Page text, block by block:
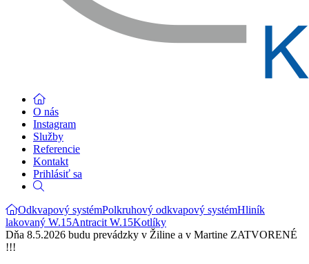
O nás
Instagram
Služby
Referencie
Kontakt
Prihlásiť sa
Odkvapový systémPolkruhový odkvapový systémHliník
lakovaný W.15Antracit W.15Kotlíky
Dňa 8.5.2026 budu prevádzky v Žiline a v Martine ZATVORENÉ
!!!